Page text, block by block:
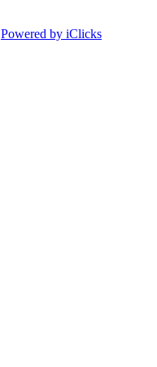
Powered by iClicks